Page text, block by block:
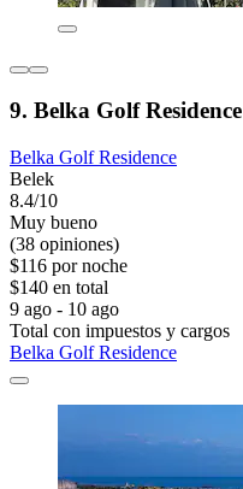
9. Belka Golf Residence
Belka Golf Residence
Belek
8.4/10
Muy bueno
(38 opiniones)
$116 por noche
$140 en total
9 ago - 10 ago
Total con impuestos y cargos
Belka Golf Residence